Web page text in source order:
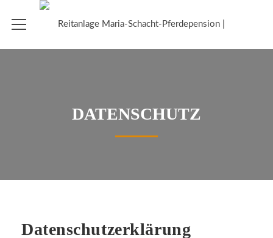
DATENSCHUTZ
Datenschutz­erklärung